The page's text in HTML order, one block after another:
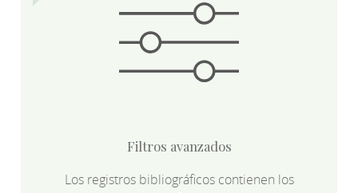
Filtros avanzados
Los registros bibliográficos contienen los